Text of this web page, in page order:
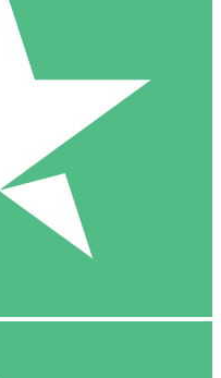
Individuales
Sin compromiso
00